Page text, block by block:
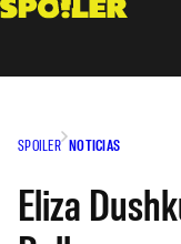
SPOILER NOTICIAS
Eliza